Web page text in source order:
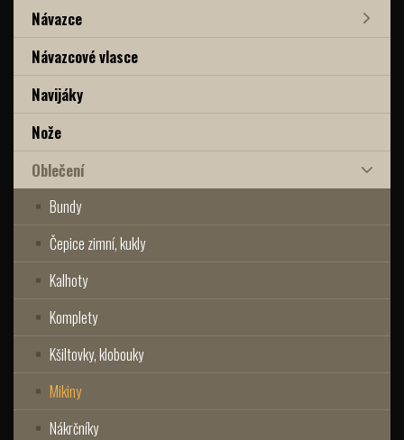
Návazce
Návazcové vlasce
Navijáky
Nože
Oblečení
Bundy
Čepice zimní, kukly
Kalhoty
Komplety
Kšiltovky, klobouky
Mikiny
Nákrčníky